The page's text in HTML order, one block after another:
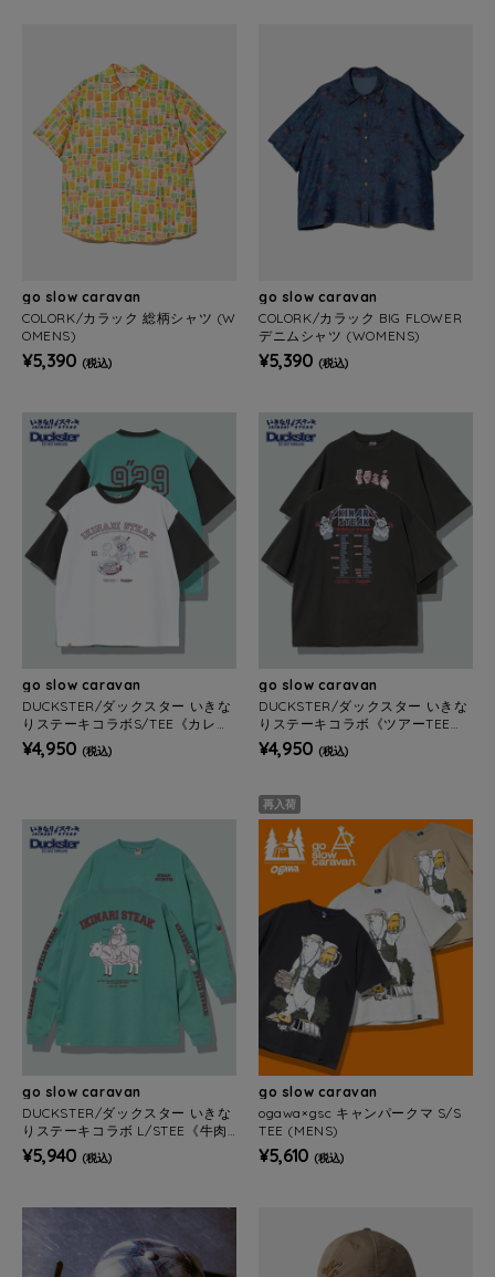
go slow caravan
COLORK/カラック 総柄シャツ (W
OMENS)
¥5,390 (税込)
go slow caravan
COLORK/カラック BIG FLOWER
デニムシャツ (WOMENS)
¥5,390 (税込)
go slow caravan
DUCKSTER/ダックスター いきな
りステーキコラボS/TEE《カレッ
ジ》(MENS)
¥4,950 (税込)
go slow caravan
DUCKSTER/ダックスター いきな
りステーキコラボ《ツアーTEE》
(MENS)
¥4,950 (税込)
go slow caravan
DUCKSTER/ダックスター いきな
りステーキコラボ L/STEE《牛肉
図鑑》(MENS)
¥5,940 (税込)
再入荷
go slow caravan
ogawa×gsc キャンパークマ S/S
TEE (MENS)
¥5,610 (税込)